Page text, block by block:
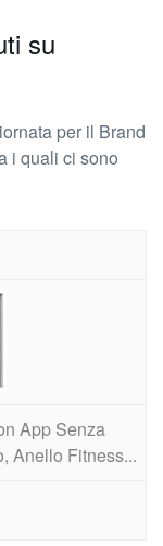
su
per il Brand
i quali ci sono
App Senza
Anello Fitness...